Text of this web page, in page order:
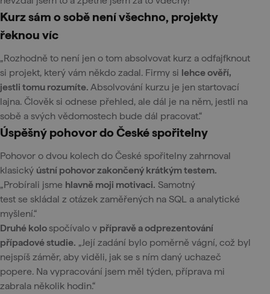
Kurz sám o sobě není všechno, projekty
řeknou víc
„Rozhodně to není jen o tom absolvovat kurz a odfajfknout
si projekt, který vám někdo zadal. Firmy si lehce ověří,
jestli tomu rozumíte. Absolvování kurzu je jen startovací
lajna. Člověk si odnese přehled, ale dál je na něm, jestli na
sobě a svých vědomostech bude dál pracovat.“
Úspěšný pohovor do České spořitelny
Pohovor o dvou kolech do České spořitelny zahrnoval
klasický ústní pohovor zakončený krátkým testem.
„Probírali jsme hlavně moji motivaci. Samotný
test se skládal z otázek zaměřených na SQL a analytické
myšlení.“
Druhé kolo spočívalo v přípravě a odprezentování
případové studie. „Její zadání bylo poměrně vágní, což byl
nejspíš záměr, aby viděli, jak se s ním daný uchazeč
popere. Na vypracování jsem měl týden, příprava mi
zabrala několik hodin.“